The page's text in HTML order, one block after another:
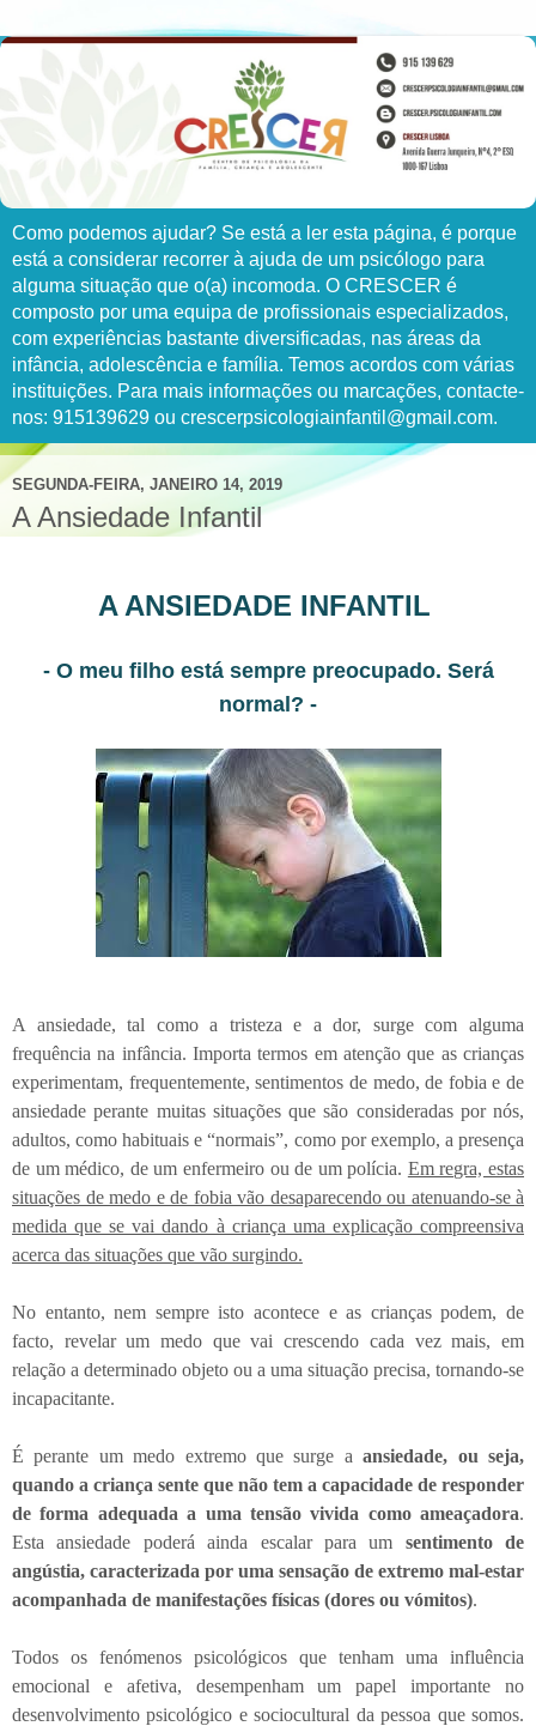
Como podemos ajudar? Se está a ler esta página, é porque
está a considerar recorrer à ajuda de um psicólogo para
alguma situação que o(a) incomoda. O CRESCER é
composto por uma equipa de profissionais especializados,
com experiências bastante diversificadas, nas áreas da
infância, adolescência e família. Temos acordos com várias
instituições. Para mais informações ou marcações, contacte-
nos: 915139629 ou crescerpsicologiainfantil@gmail.com.
SEGUNDA-FEIRA, JANEIRO 14, 2019
A Ansiedade Infantil
A ANSIEDADE INFANTIL
- O meu filho está sempre preocupado. Será
normal? -
A ansiedade, tal como a tristeza e a dor, surge com alguma
frequência na infância. Importa termos em atenção que as crianças
experimentam, frequentemente, sentimentos de medo, de fobia e de
ansiedade perante muitas situações que são consideradas por nós,
adultos, como habituais e “normais”, como por exemplo, a presença
de um médico, de um enfermeiro ou de um polícia. Em regra, estas
situações de medo e de fobia vão desaparecendo ou atenuando-se à
medida que se vai dando à criança uma explicação compreensiva
acerca das situações que vão surgindo.
No entanto, nem sempre isto acontece e as crianças podem, de
facto, revelar um medo que vai crescendo cada vez mais, em
relação a determinado objeto ou a uma situação precisa, tornando-se
incapacitante.
É perante um medo extremo que surge aansiedade, ou seja,
quando a criança sente que não tem a capacidade de responder
de forma adequada a uma tensão vivida como ameaçadora.
Esta ansiedade poderá ainda escalar para um sentimento de
angústia, caracterizada por uma sensação de extremo mal-estar
acompanhada de manifestações físicas (dores ou vómitos).
Todos os fenómenos psicológicos que tenham uma influência
emocional e afetiva, desempenham um papel importante no
desenvolvimento psicológico e sociocultural da pessoa que somos.